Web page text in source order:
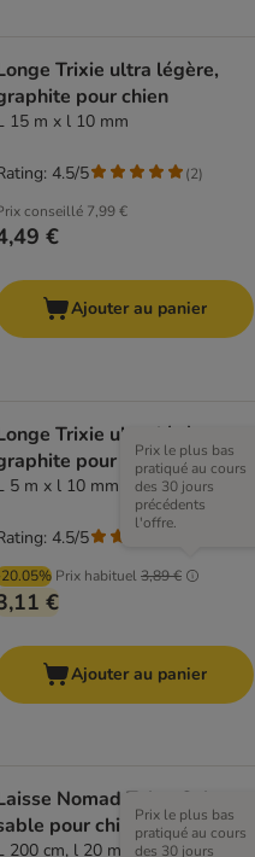
Trixie ultra légère,
pour chien
15 m x l 10 mm
conseillé 7,99 €
€
4.5/5 (2)
Ajouter au panier
Trixie ultra légère,
pour chien
5 m x l 10 mm
Prix habituel3,89 €
Prix le plus bas
pratiqué au cours
des 30 jours
précédents
l'offre.
€
4.5/5
Ajouter au panier
Nomad Tales Calma,
pour chien
200 cm, l 20 mm
Prix le plus bas
pratiqué au cours
des 30 jours